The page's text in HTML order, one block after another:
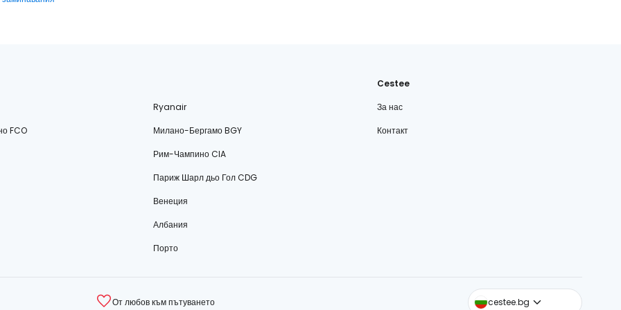
Ryanair
FCO
Милано-Бергамо BGY
Рим-Чампино CIA
Париж Шарл дьо Гол CDG
Венеция
Албания
Порто
Cestee
За нас
Контакт
От любов към пътуването cestee.bg
cestee.com